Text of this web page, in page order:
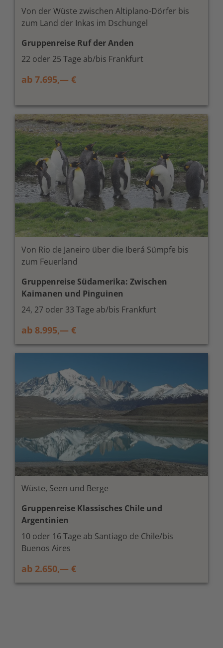
Von der Wüste zwischen Altiplano-Dörfer bis
zum Land der Inkas im Dschungel
Gruppenreise Ruf der Anden
22 oder 25 Tage ab/bis Frankfurt
ab 7.695,— €
Von Rio de Janeiro über die Iberá Sümpfe bis
zum Feuerland
Gruppenreise Südamerika: Zwischen
Kaimanen und Pinguinen
24, 27 oder 33 Tage ab/bis Frankfurt
ab 8.995,— €
Wüste, Seen und Berge
Gruppenreise Klassisches Chile und
Argentinien
10 oder 16 Tage ab Santiago de Chile/bis
Buenos Aires
ab 2.650,— €